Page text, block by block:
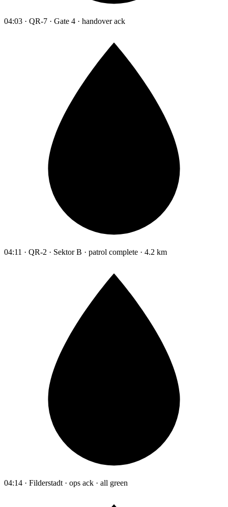
04:03 · QR-7 · Gate 4 · handover ack
04:11 · QR-2 · Sektor B · patrol complete · 4.2 km
04:14 · Filderstadt · ops ack · all green